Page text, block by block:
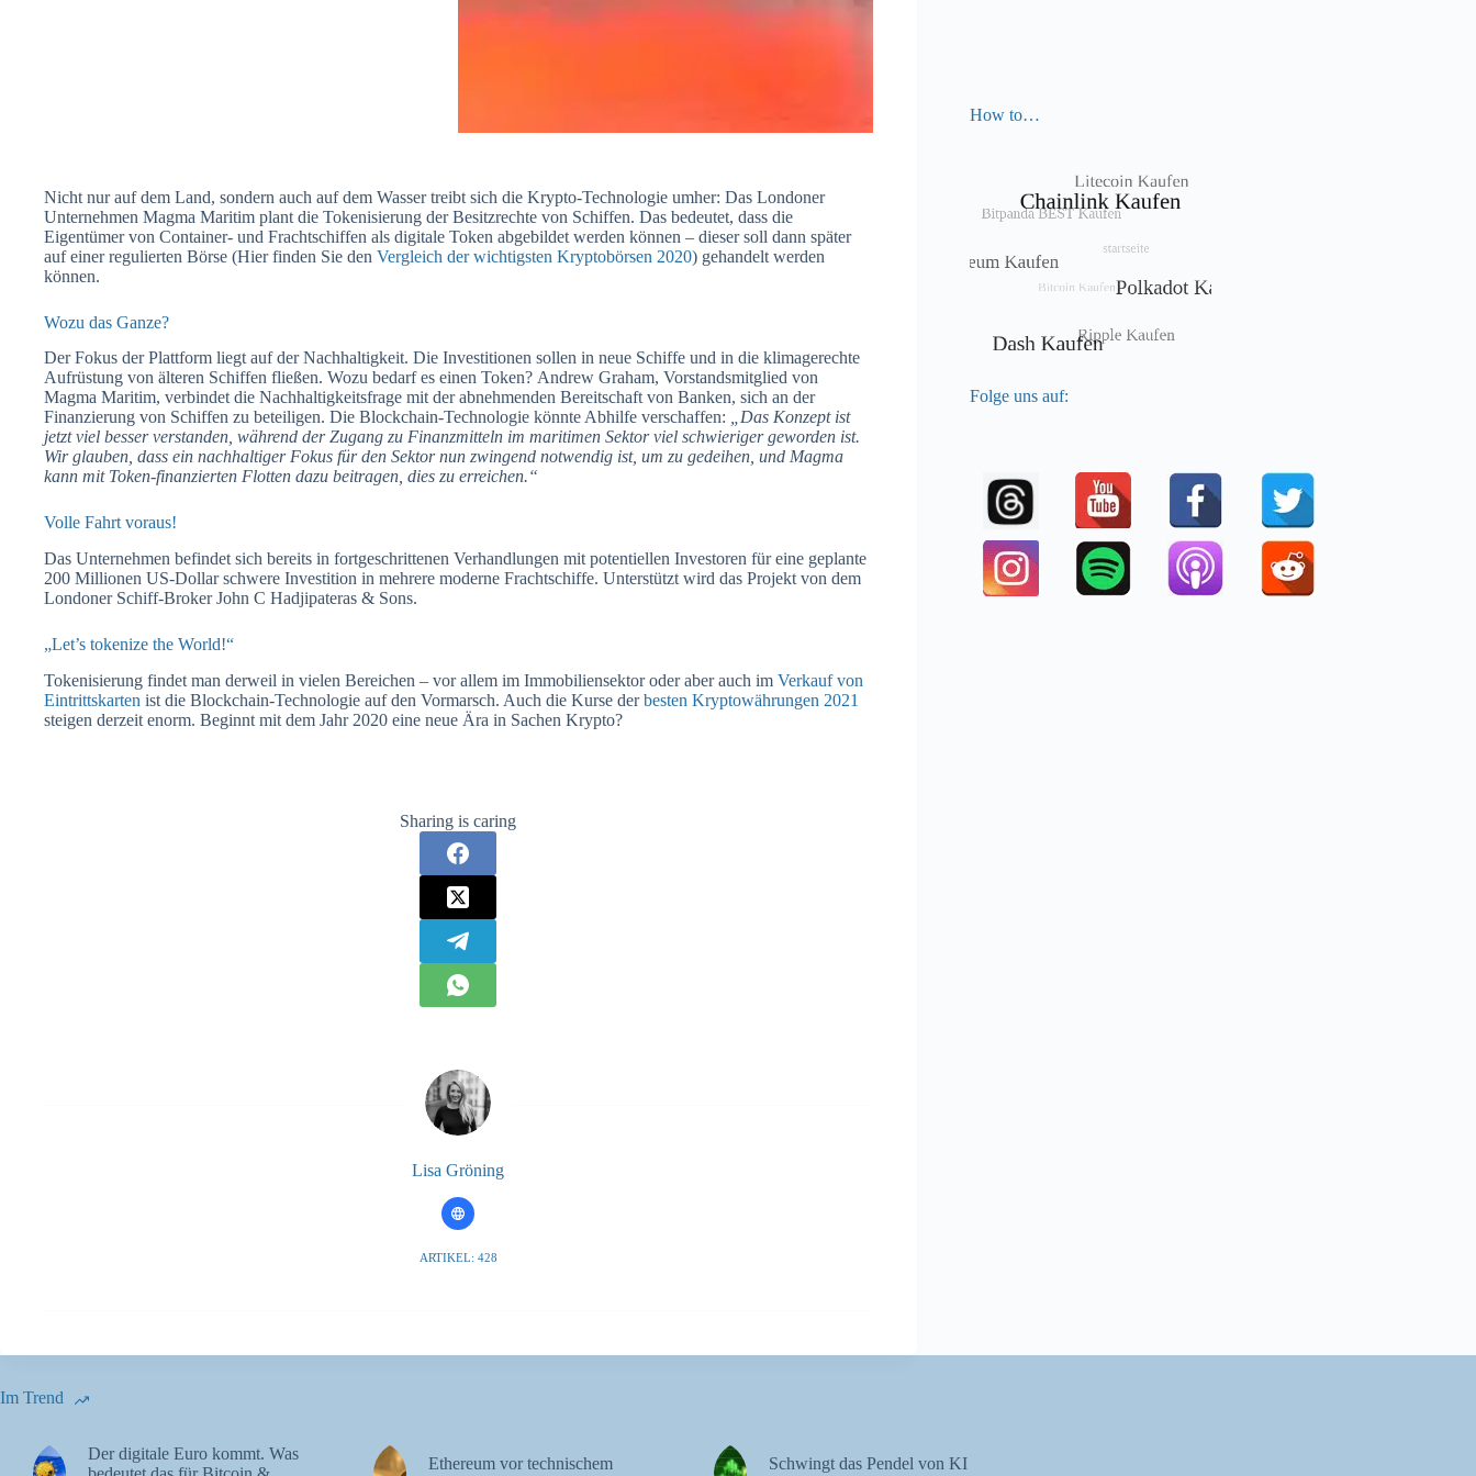
Nicht nur auf dem Land, sondern auch auf dem Wasser treibt sich die Krypto-Technologie umher: Das Londoner
Unternehmen Magma Maritim plant die Tokenisierung der Besitzrechte von Schiffen. Das bedeutet, dass die
Eigentümer von Container- und Frachtschiffen als digitale Token abgebildet werden können – dieser soll dann später
auf einer regulierten Börse (Hier finden Sie den Vergleich der wichtigsten Kryptobörsen 2020) gehandelt werden
können.
Wozu das Ganze?
Der Fokus der Plattform liegt auf der Nachhaltigkeit. Die Investitionen sollen in neue Schiffe und in die klimagerechte
Aufrüstung von älteren Schiffen fließen. Wozu bedarf es einen Token? Andrew Graham, Vorstandsmitglied von
Magma Maritim, verbindet die Nachhaltigkeitsfrage mit der abnehmenden Bereitschaft von Banken, sich an der
Finanzierung von Schiffen zu beteiligen. Die Blockchain-Technologie könnte Abhilfe verschaffen: „Das Konzept ist
jetzt viel besser verstanden, während der Zugang zu Finanzmitteln im maritimen Sektor viel schwieriger geworden ist.
Wir glauben, dass ein nachhaltiger Fokus für den Sektor nun zwingend notwendig ist, um zu gedeihen, und Magma
kann mit Token-finanzierten Flotten dazu beitragen, dies zu erreichen.“
Volle Fahrt voraus!
Das Unternehmen befindet sich bereits in fortgeschrittenen Verhandlungen mit potentiellen Investoren für eine geplante
200 Millionen US-Dollar schwere Investition in mehrere moderne Frachtschiffe. Unterstützt wird das Projekt von dem
Londoner Schiff-Broker John C Hadjipateras & Sons.
„Let’s tokenize the World!“
Tokenisierung findet man derweil in vielen Bereichen – vor allem im Immobiliensektor oder aber auch im Verkauf von
Eintrittskarten ist die Blockchain-Technologie auf den Vormarsch. Auch die Kurse derbesten Kryptowährungen 2021
steigen derzeit enorm. Beginnt mit dem Jahr 2020 eine neue Ära in Sachen Krypto?
Sharing is caring
Lisa Gröning
ARTIKEL: 428
How to…
Folge uns auf:
Im Trend
Der digitale Euro kommt. Was
Ethereum vor technischem
Schwingt das Pendel von KI